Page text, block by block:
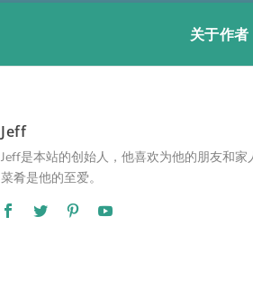
关于作者
Jeff
Jeff是本站的创始人，他喜欢为他的朋友和
菜肴是他的至爱。